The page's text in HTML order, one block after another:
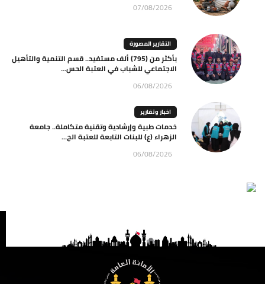
07/08/2026
التقارير المصورة
بأكثر من (795) ألف مستفيد.. قسم التنمية والتأهيل
الاجتماعي للشباب في العتبة الحس...
06/08/2026
اخبار وتقارير
خدمات طبية وإرشادية وتقنية متكاملة.. جامعة
الزهراء (ع) للبنات التابعة للعتبة الح...
06/08/2026